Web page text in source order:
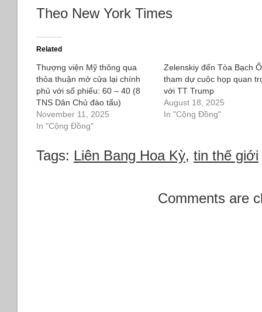
Theo New York Times
Related
Thượng viện Mỹ thông qua
thỏa thuận mở cửa lại chính
phủ với số phiếu: 60 – 40 (8
TNS Dân Chủ đào tẩu)
November 11, 2025
In "Cộng Đồng"
Zelenskiy đến Tòa Bạch
tham dự cuộc họp quan
với TT Trump
August 18, 2025
In "Cộng Đồng"
Tags: Liên Bang Hoa Kỳ, tin thế giới
Comments are